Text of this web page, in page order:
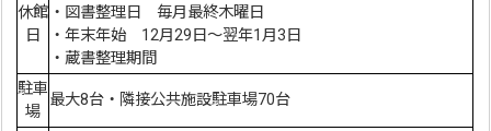
休館
日
・図書整理日 毎月最終木曜日
・年末年始 12月29日～翌年1月3日
・蔵書整理期間
駐車
場
最大8台・隣接公共施設駐車場70台